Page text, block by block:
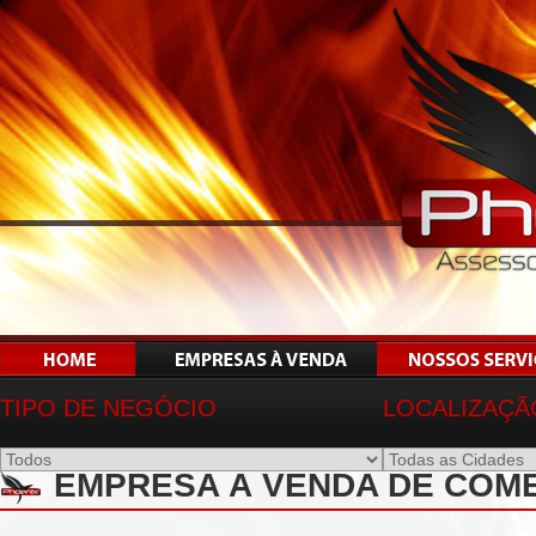
TIPO DE NEGÓCIO
EMPRESA À VENDA DE
PIRES-SP - REF 01732